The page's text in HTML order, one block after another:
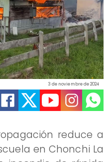
3 de noviembre de 2024
reduce a
en Chonchi La